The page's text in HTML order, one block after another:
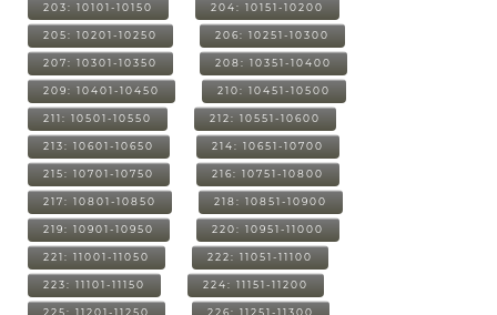
203: 10101-10150 204: 10151-10200
205: 10201-10250 206: 10251-10300
207: 10301-10350 208: 10351-10400
209: 10401-10450 210: 10451-10500
211: 10501-10550 212: 10551-10600
213: 10601-10650 214: 10651-10700
215: 10701-10750 216: 10751-10800
217: 10801-10850 218: 10851-10900
219: 10901-10950 220: 10951-11000
221: 11001-11050 222: 11051-11100
223: 11101-11150 224: 11151-11200
225: 11201-11250 226: 11251-11300